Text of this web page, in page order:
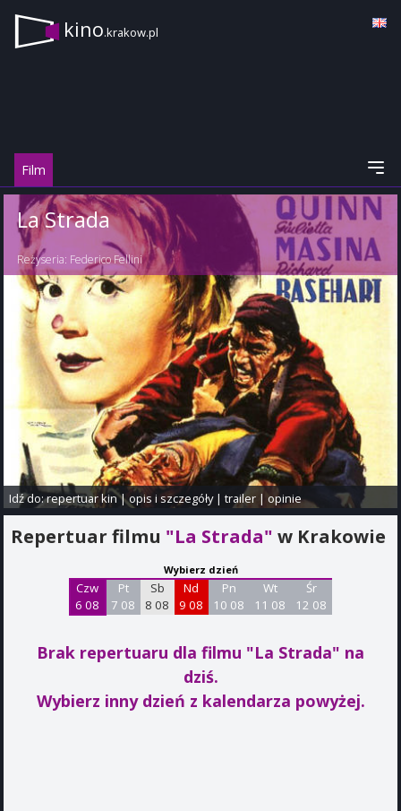
kino.krakow.pl
Film
La Strada
Reżyseria: Federico Fellini
Idź do:repertuar kin|opis i szczegóły|trailer |opinie
Repertuar filmu "La Strada" w Krakowie
Wybierz dzień
Czw
6 08
Pt
7 08
Sb
8 08
Nd
9 08
Pn
10 08
Wt
11 08
Śr
12 08
Brak repertuaru dla filmu "La Strada" na
dziś.
Wybierz inny dzień z kalendarza powyżej.